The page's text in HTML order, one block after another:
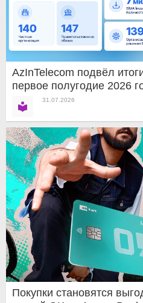
AzInTelecom подвёл
первое полугодие 2026
31.07.2026
Покупки становятся